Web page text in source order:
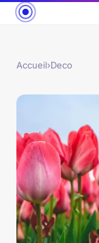
Accueil›Deco